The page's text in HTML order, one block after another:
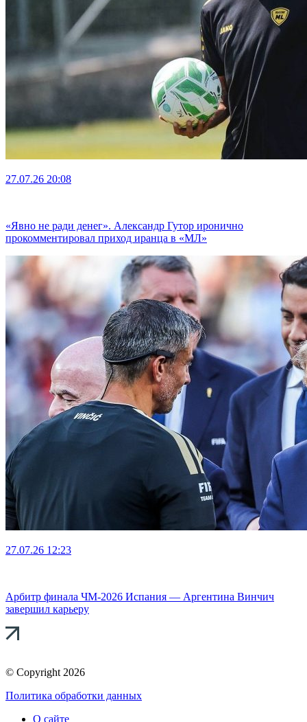
27.07.26 20:08
«Явно не ради денег». Александр Гутор иронично
прокомментировал приход иранца в «МЛ»
27.07.26 12:23
Арбитр финала ЧМ-2026 Испания — Аргентина Винчич
завершил карьеру
© Copyright 2026
Политика обработки данных
О сайте